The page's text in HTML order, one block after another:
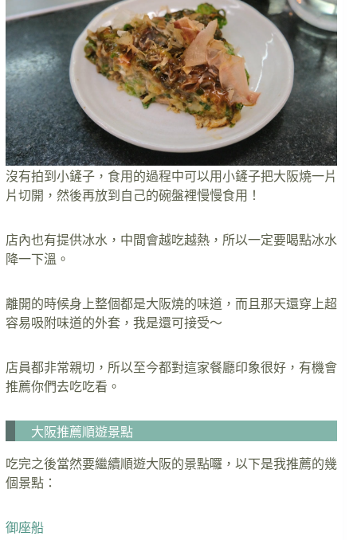
沒有拍到小鏟子，食用的過程中可以用小鏟子把大阪燒一片
片切開，然後再放到自己的碗盤裡慢慢食用！
店內也有提供冰水，中間會越吃越熱，所以一定要喝點冰水
降一下溫。
離開的時候身上整個都是大阪燒的味道，而且那天還穿上超
容易吸附味道的外套，我是還可接受～
店員都非常親切，所以至今都對這家餐廳印象很好，有機會
推薦你們去吃吃看。
大阪推薦順遊景點
吃完之後當然要繼續順遊大阪的景點囉，以下是我推薦的幾
個景點：
御座船